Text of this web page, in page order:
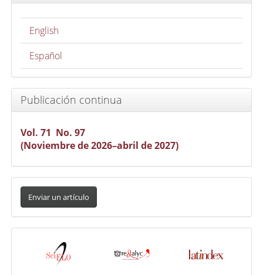
English
Español
Publicación continua
Vol. 71 No. 97
(Noviembre de 2026–abril de 2027)
Enviar
artículo
Enviar un artículo
Indexada